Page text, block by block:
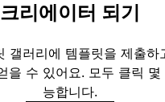
크리에이터 되기
갤러리에 템플릿을 제출하
을 수 있어요. 모두 클릭 몇
능합니다.